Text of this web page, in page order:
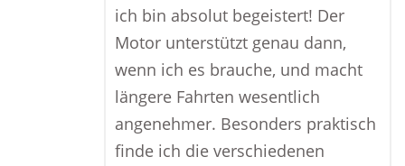
ich bin absolut begeistert! Der
Motor unterstützt genau dann,
wenn ich es brauche, und macht
längere Fahrten wesentlich
angenehmer. Besonders praktisch
finde ich die verschiedenen